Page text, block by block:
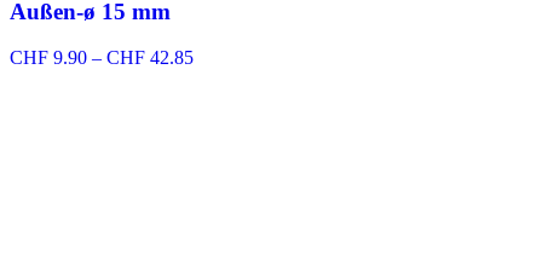
Außen-ø 15 mm
CHF 9.90 – CHF 42.85Preisspanne: